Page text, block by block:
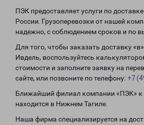
ПЭК предоставляет услуги по
России. Грузоперевозки от нашей
надежно, с соблюдением сроков и по
Для того, чтобы заказать доставку
Ивдель, воспользуйтесь
стоимости и заполните заявку на
сайте, или позвоните по телефону: +7
Ближайший филиал компании «ПЭК» к
находится в Нижнем Тагиле.
Наша фирма специализируется на